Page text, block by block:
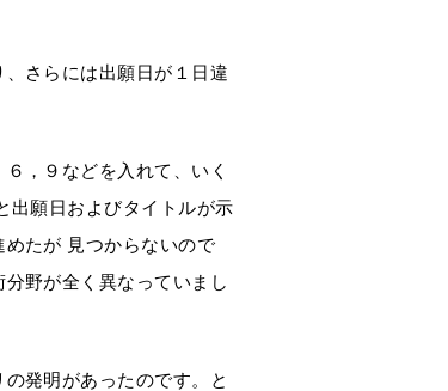
さらには出願日が１日違
，９などを入れて、いく
出願日およびタイトルが示
たが 見つからないので
野が全く異なっていまし
発明があったのです。と